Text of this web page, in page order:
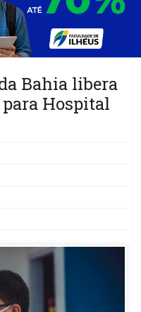
Bahia libera
Hospital